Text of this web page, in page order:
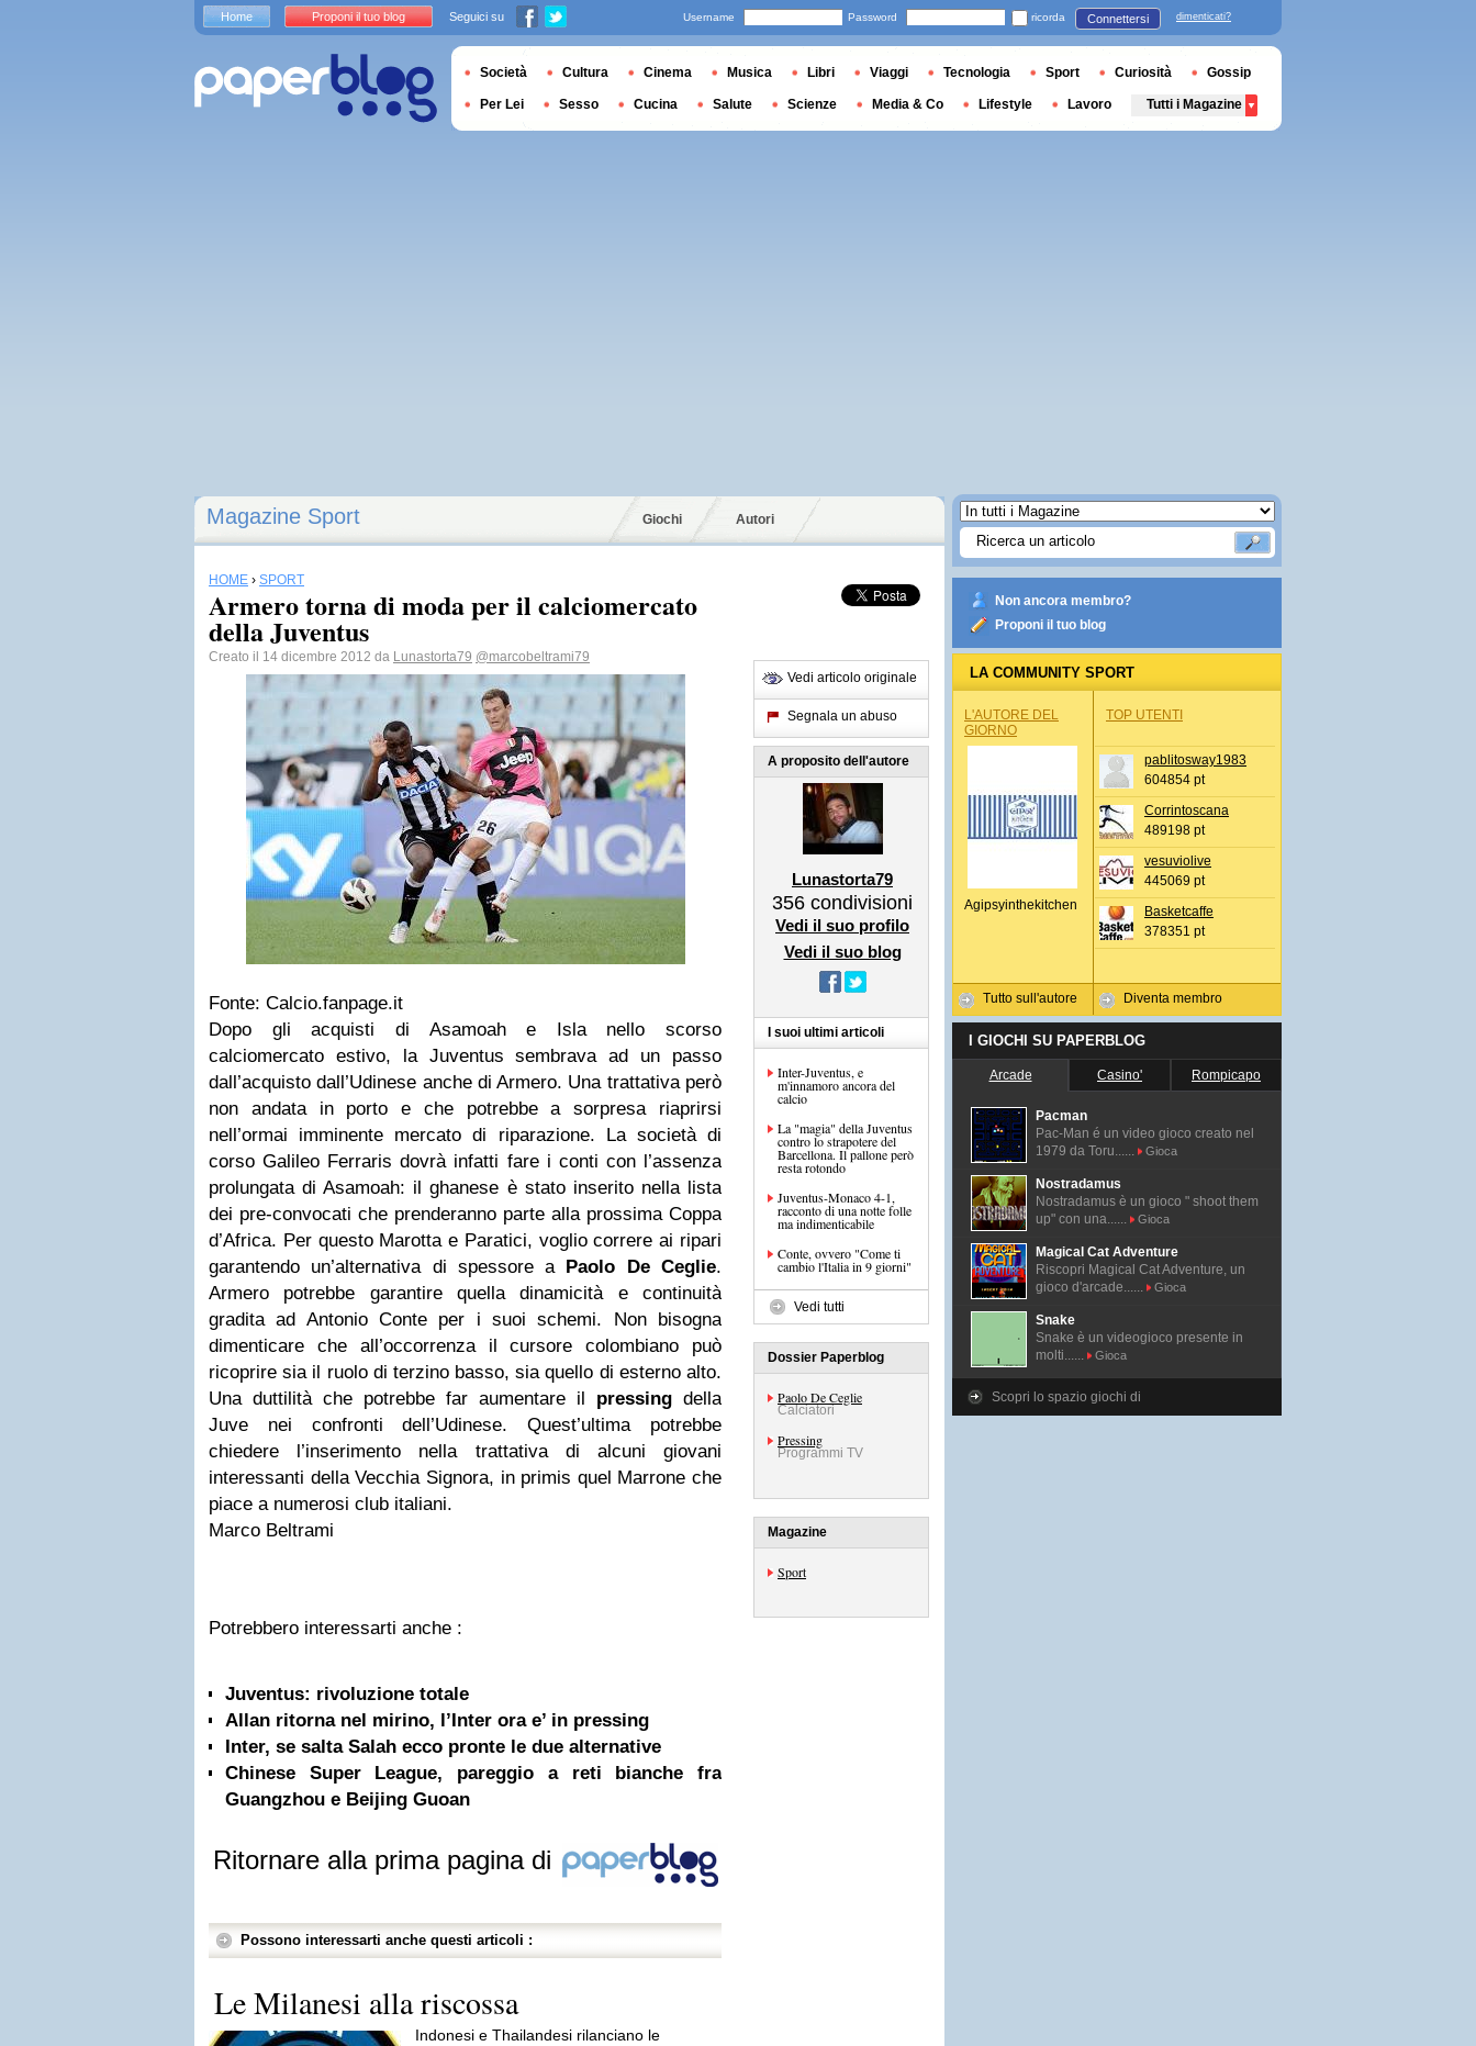
Magazine Sport Giochi Autori
HOME › SPORT
Armero torna di moda per il calciomercato
della Juventus
Creato il 14 dicembre 2012 da Lunastorta79 @marcobeltrami79
Fonte: Calcio.fanpage.it
Dopo gli acquisti di Asamoah e Isla nello scorso
calciomercato estivo, la Juventus sembrava ad un passo
dall’acquisto dall’Udinese anche di Armero. Una trattativa però
non andata in porto e che potrebbe a sorpresa riaprirsi
nell’ormai imminente mercato di riparazione. La società di
corso Galileo Ferraris dovrà infatti fare i conti con l’assenza
prolungata di Asamoah: il ghanese è stato inserito nella lista
dei pre-convocati che prenderanno parte alla prossima Coppa
d’Africa. Per questo Marotta e Paratici, voglio correre ai ripari
garantendo un’alternativa di spessore a Paolo De Ceglie.
Armero potrebbe garantire quella dinamicità e continuità
gradita ad Antonio Conte per i suoi schemi. Non bisogna
dimenticare che all’occorrenza il cursore colombiano può
ricoprire sia il ruolo di terzino basso, sia quello di esterno alto.
Una duttilità che potrebbe far aumentare il pressing della
Juve nei confronti dell’Udinese. Quest’ultima potrebbe
chiedere l’inserimento nella trattativa di alcuni giovani
interessanti della Vecchia Signora, in primis quel Marrone che
piace a numerosi club italiani.
Marco Beltrami
Potrebbero interessarti anche :
Juventus: rivoluzione totale
Allan ritorna nel mirino, l’Inter ora e’ in pressing
Inter, se salta Salah ecco pronte le due alternative
Chinese Super League, pareggio a reti bianche fra
Guangzhou e Beijing Guoan
Ritornare alla prima pagina di
Possono interessarti anche questi articoli :
Le Milanesi alla riscossa
Indonesi e Thailandesi rilanciano le
Vedi articolo originale
Segnala un abuso
A proposito dell'autore
Lunastorta79
356 condivisioni
Vedi il suo profilo
Vedi il suo blog
I suoi ultimi articoli
Inter-Juventus, e
m'innamoro ancora del
calcio
La "magia" della Juventus
contro lo strapotere del
Barcellona. Il pallone però
resta rotondo
Juventus-Monaco 4-1,
racconto di una notte folle
ma indimenticabile
Conte, ovvero "Come ti
cambio l'Italia in 9 giorni"
Vedi tutti
Dossier Paperblog
Paolo De Ceglie
Calciatori
Pressing
Programmi TV
Magazine
Sport
Non ancora membro?
Proponi il tuo blog
LA COMMUNITY SPORT
L'AUTORE DEL
GIORNO
Agipsyinthekitchen
Tutto sull'autore
TOP UTENTI
pablitosway1983
604854 pt
Corrintoscana
489198 pt
vesuviolive
445069 pt
Basketcaffe
378351 pt
Diventa membro
I GIOCHI SU PAPERBLOG
Arcade Casino' Rompicapo
Pacman
Pac-Man é un video gioco creato nel
1979 da Toru......
Gioca
Nostradamus
Nostradamus è un gioco " shoot them
up" con una......
Gioca
Magical Cat Adventure
Riscopri Magical Cat Adventure, un
gioco d'arcade......
Gioca
Snake
Snake è un videogioco presente in
molti......
Gioca
Scopri lo spazio giochi di
Home Proponi il tuo blog Seguici su Username Password ricorda Connettersi dimenticati?
Società Cultura Cinema Musica Libri Viaggi Tecnologia Sport Curiosità Gossip
Per Lei Sesso Cucina Salute Scienze Media & Co Lifestyle Lavoro Tutti i Magazine